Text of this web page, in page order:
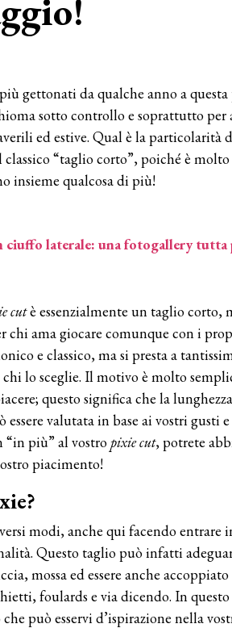
gettonati da qualche anno a questa
sotto controllo e soprattutto per
ed estive. Qual è la particolarità
“taglio corto”, poiché è
insieme qualcosa di più!
ciuffo laterale: una fotogallery tutta
cutè essenzialmente un taglio corto,
chi ama giocare comunque con i
e classico, ma si presta a
lo sceglie. Il motivo è molto
questo significa che la
valutata in base ai vostri gusti
“in più” al vostropixie cut, potrete
piacimento!
modi, anche qui facendo entrare
Questo taglio può infatti
mossa ed essere anche
foulards e via dicendo. In
può esservi d’ispirazione nella